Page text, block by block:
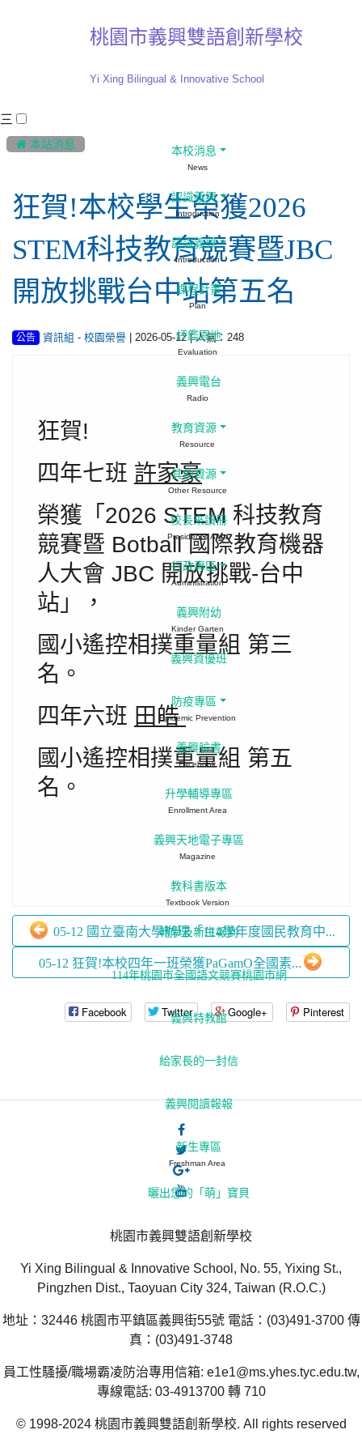
:::
 本站消息
狂賀!本校學生榮獲2026
STEM科技教育競賽暨JBC
開放挑戰台中站第五名
公告 資訊組 - 校園榮譽| 2026-05-12 | 人氣：248
狂賀!
四年七班 許家豪
榮獲「2026 STEM 科技教育
競賽暨 Botball 國際教育機器
人大會 JBC 開放挑戰-台中
站」，
國小遙控相撲重量組 第三
名。
四年六班 田皓
國小遙控相撲重量組 第五
名。
05-12 國立臺南大學辦理「114學年度國民教育中...
05-12 狂賀!本校四年一班榮獲PaGamO全國素...
Facebook Twitter Google+ Pinterest
桃園市義興雙語創新學校
Yi Xing Bilingual & Innovative School, No. 55, Yixing St.,
Pingzhen Dist., Taoyuan City 324, Taiwan (R.O.C.)
地址：32446 桃園市平鎮區義興街55號 電話：(03)491-3700 傳
真：(03)491-3748
員工性騷擾/職場霸凌防治專用信箱: e1e1@ms.yhes.tyc.edu.tw,
專線電話: 03-4913700 轉 710
© 1998-2024 桃園市義興雙語創新學校. All rights reserved
桃園市義興雙語創新學校
Yi Xing Bilingual & Innovative School
三
本校消息
News
認識義興
Introduction
認識義興
Introduction
課程計畫
Plan
評鑑園地
Evaluation
義興電台
Radio
教育資源
Resource
其他資源
Other Resource
校長來讀冊
President's Area
行政專區
Administration
義興附幼
Kinder Garten
義興資優班
防疫專區
Epidemic Prevention
義興臉書
Facebook
升學輔導專區
Enrollment Area
義興天地電子專區
Magazine
教科書版本
Textbook Version
轉學及新生報到
114年桃園市全國語文競賽桃園市網
義興特教館
給家長的一封信
義興閱讀報報
新生專區
Freshman Area
曬出您的「萌」寶貝